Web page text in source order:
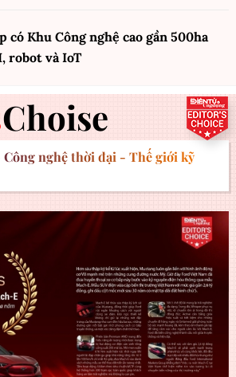
có Khu Công nghệ cao gần 500ha
robot và IoT
Choise
nghệ thời đại - Thế giới kỹ